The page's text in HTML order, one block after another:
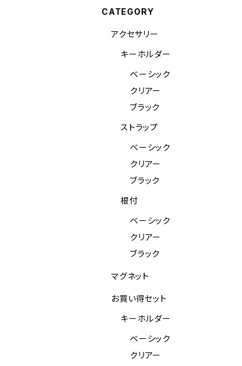
CATEGORY
アクセサリー
キーホルダー
ベーシック
クリアー
ブラック
ストラップ
ベーシック
クリアー
ブラック
根付
ベーシック
クリアー
ブラック
マグネット
お買い得セット
キーホルダー
ベーシック
クリアー